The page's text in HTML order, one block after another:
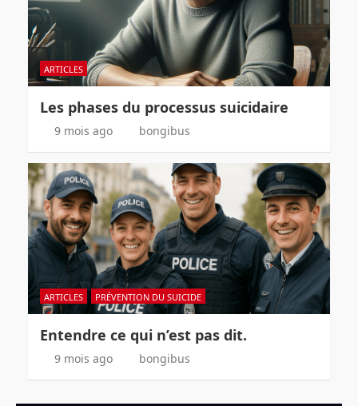
ARTICLES
Les phases du processus suicidaire
9 mois ago bongibus
ARTICLES PRÉVENTION DU SUICIDE
Entendre ce qui n’est pas dit.
9 mois ago bongibus